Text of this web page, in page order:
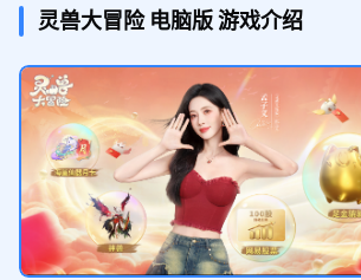
灵兽大冒险 电脑版游戏介绍